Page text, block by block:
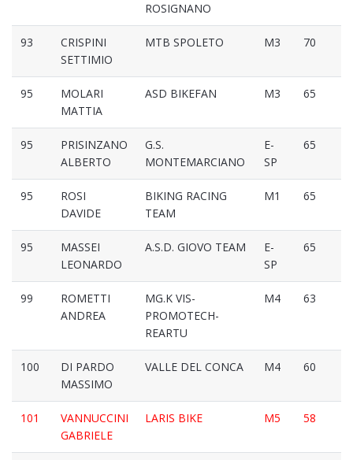
ROSIGNANO
93
CRISPINI
SETTIMIO
MTB SPOLETO M3 70
95
MOLARI
MATTIA
ASD BIKEFAN M3 65
95
PRISINZANO
ALBERTO
G.S.
MONTEMARCIANO
E-
SP
65
95
ROSI
DAVIDE
BIKING RACING
TEAM
M1 65
95
MASSEI
LEONARDO
A.S.D. GIOVO TEAM
E-
SP
65
99
ROMETTI
ANDREA
MG.K VIS-
PROMOTECH-
REARTU
M4 63
100
DI PARDO
MASSIMO
VALLE DEL CONCA M4 60
101
VANNUCCINI
GABRIELE
LARIS BIKE M5 58